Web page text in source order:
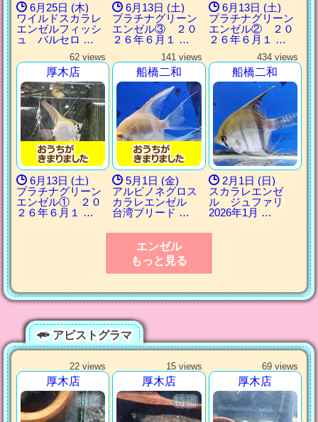
6月25日 (木)
ワイルドスカラレ
エンゼルフィッシ
ュ バルセロ …
6月13日 (土)
プラチナグリーン
エンゼル③ ２０
２６年６月１ …
6月13日 (土)
プラチナグリーン
エンゼル② ２０
２６年６月１ …
62 views
厚木店
6月13日 (土)
プラチナグリーン
エンゼル① ２０
２６年６月１ …
141 views
船橋二和
5月1日 (金)
アルビノネグロス
カラレエンゼル
台湾ブリード …
434 views
船橋二和
2月1日 (日)
スカラレエンゼ
ル ジュファリ
2026年1月 …
エンゼル
もっと見る
アピストグラマ
22 views
厚木店
15 views
厚木店
69 views
厚木店